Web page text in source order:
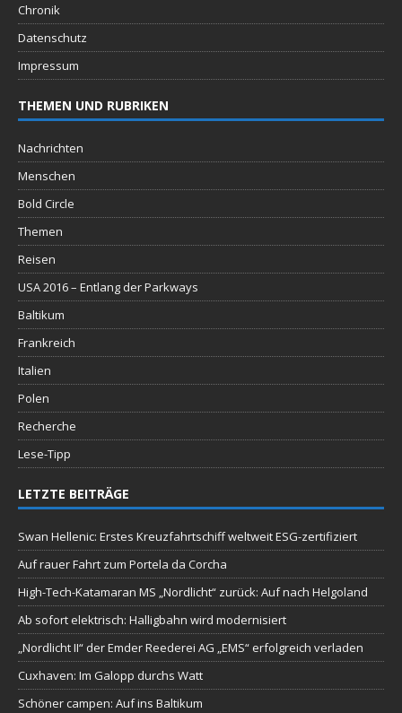
Chronik
Datenschutz
Impressum
THEMEN UND RUBRIKEN
Nachrichten
Menschen
Bold Circle
Themen
Reisen
USA 2016 – Entlang der Parkways
Baltikum
Frankreich
Italien
Polen
Recherche
Lese-Tipp
LETZTE BEITRÄGE
Swan Hellenic: Erstes Kreuzfahrtschiff weltweit ESG-zertifiziert
Auf rauer Fahrt zum Portela da Corcha
High-Tech-Katamaran MS „Nordlicht“ zurück: Auf nach Helgoland
Ab sofort elektrisch: Halligbahn wird modernisiert
„Nordlicht II“ der Emder Reederei AG „EMS“ erfolgreich verladen
Cuxhaven: Im Galopp durchs Watt
Schöner campen: Auf ins Baltikum